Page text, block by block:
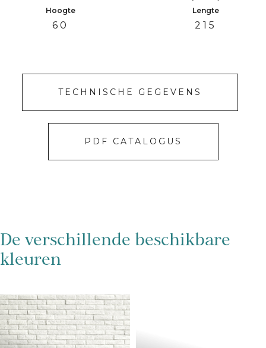
Hoogte
60
Lengte
215
TECHNISCHE GEGEVENS
PDF CATALOGUS
De verschillende beschikbare
kleuren